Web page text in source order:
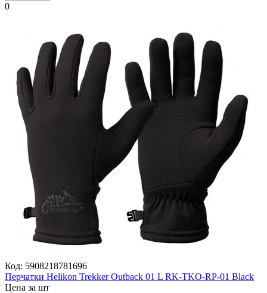
0
Код: 5908218781696
Перчатки Helikon Trekker Outback 01 L RK-TKO-RP-01 Black
Цена за шт